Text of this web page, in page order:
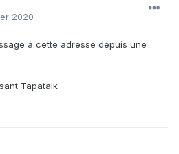
2020
à cette adresse depuis une
Tapatalk